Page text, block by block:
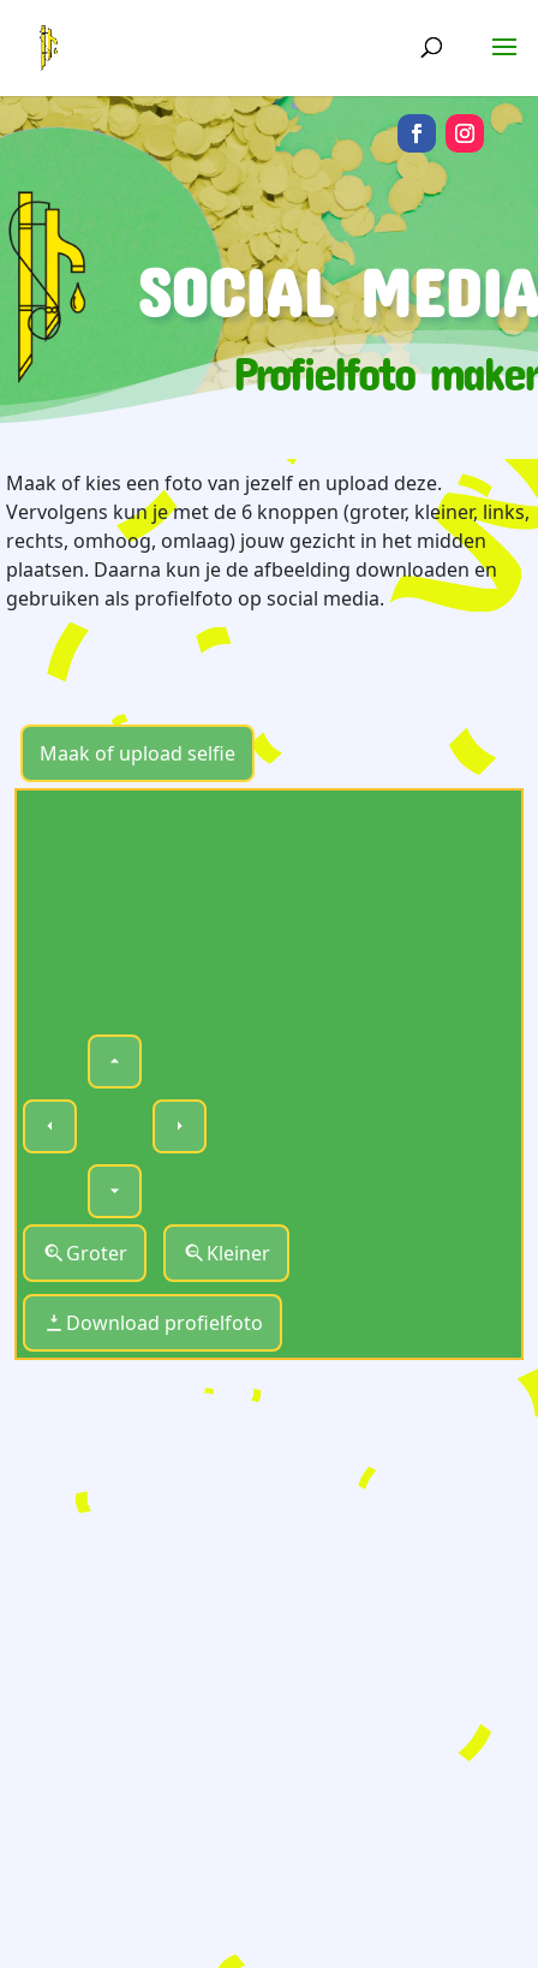
SOCIAL MEDIA
Profielfoto maker
Maak of kies een foto van jezelf en upload deze.
Vervolgens kun je met de 6 knoppen (groter, kleiner, links,
rechts, omhoog, omlaag) jouw gezicht in het midden
plaatsen. Daarna kun je de afbeelding downloaden en
gebruiken als profielfoto op social media.
Maak of upload selfie
Groter Kleiner
Download profielfoto